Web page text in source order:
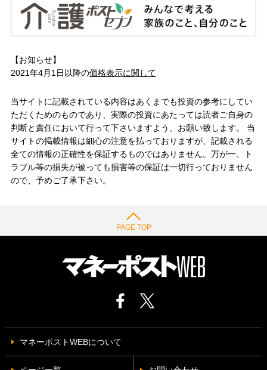
【お知らせ】
2021年4月1日以降の価格表示に関して
当サイトに記載されている内容はあくまでも投資の参考にしてい
ただくためのものであり、実際の投資にあたっては読者ご自身の
判断と責任において行って下さいますよう、お願い致します。 当
サイトの掲載情報は細心の注意を払っておりますが、記載される
全ての情報の正確性を保証するものではありません。万が一、ト
ラブル等の損失が被っても損害等の保証は一切行っておりません
ので、予めご了承下さい。
PAGE TOP
マネーポストWEBについて